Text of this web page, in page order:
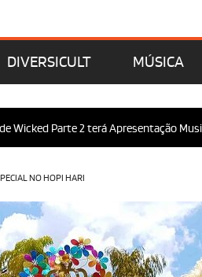
DIVERSICULT MÚSICA
Parte 2 terá Apresentação Musical,
NO HOPI HARI